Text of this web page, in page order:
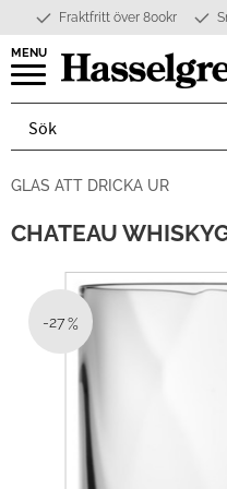
Meny
Fraktfritt över 800kr
GLAS ATT DRICKA UR
CHATEAU
27%